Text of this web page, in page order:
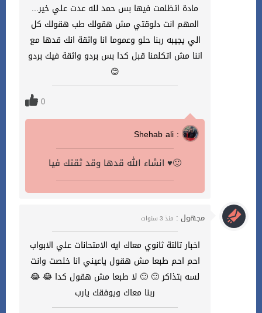
مادة اتظلمت فيها بس حمد لله عدت علي خير...
المهم انت دلوقتي مش هقولك طب هقولك كل
الي يجيبه ربنا حلو وعموما انا واثقة انك قدها مع
اننا مش اتكلمنا قبل كدا بس بردو واثقة فيك بردو
😊
0
Shehab ali :
انشاء الله قدها وقد ثقتك فيا ♥🙂
مجهول : منذ 3 سنوات
اخبار تالتة ثانوي معاك ايه الامتحانات علي الابواب
احم احم طبعا مش هقول ياعيني انا خلصت وانت
لسه بتذاكر 🙂 🙂 لا طبعا مش هقول كدا 😂 😂
ربنا معاك ويوفقك يارب